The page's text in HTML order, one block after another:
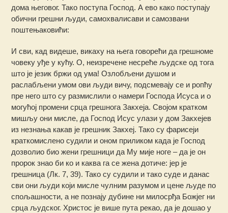
дома његовог. Тако поступа Господ. А ево како поступају
обични грешни људи, самохвалисави и самозвани
поштењаковићи:
И сви, кад видеше, викаху на њега говорећи да грешноме
човеку уђе у кућу. О, неизречене несреће људске од тога
што је језик бржи од ума! Озлобљени душом и
раслабљени умом ови људи вичу, подсмевају се и ропћу
пре него што су размислили о намери Господа Исуса и о
могућој промени срца грешнога Закхеја. Својом кратком
мишљу они мисле, да Господ Исус улази у дом Закхејев
из незнања какав је грешник Закхеј. Тако су фарисеји
краткомислено судили и оном приликом када је Господ
дозволио био жени грешници да Му мије ноге – да је он
пророк знао би ко и каква га се жена дотиче: јер је
грешница (Лк. 7, 39). Тако су судили и тако суде и данас
сви они људи који мисле чулним разумом и цене људе по
спољашности, а не познају дубине ни милосрђа Божјег ни
срца људског. Христос је више пута рекао, да је дошао у